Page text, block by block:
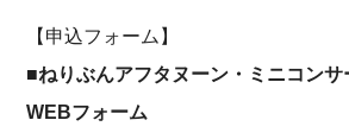
【申込フォーム】
■ねりぶんアフタヌーン・ミニコン
WEBフォーム